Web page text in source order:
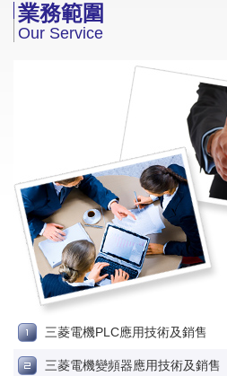
業務範圍
Our Service
三菱電機PLC應用技術及銷售
三菱電機變頻器應用技術及銷售